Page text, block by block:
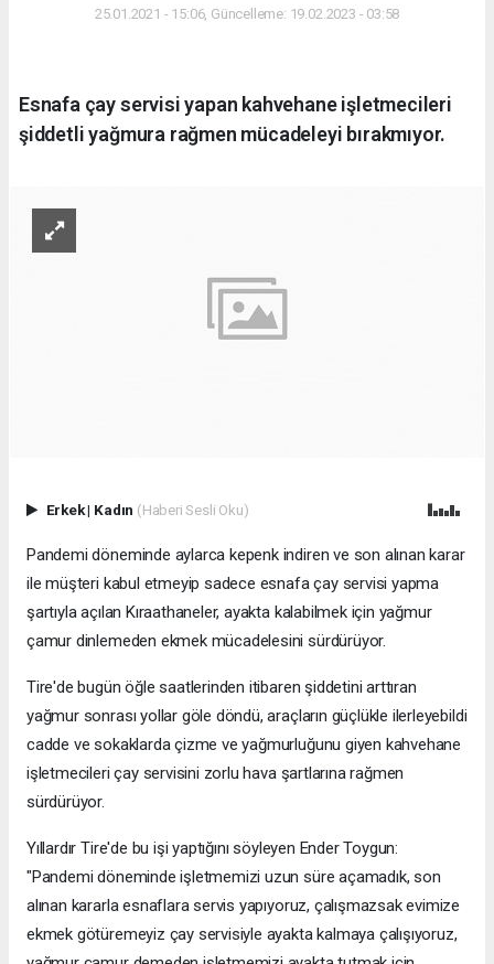
25.01.2021 - 15:06, Güncelleme: 19.02.2023 - 03:58
Esnafa çay servisi yapan kahvehane işletmecileri
şiddetli yağmura rağmen mücadeleyi bırakmıyor.
Erkek| Kadın (Haberi Sesli Oku)
Pandemi döneminde aylarca kepenk indiren ve son alınan karar
ile müşteri kabul etmeyip sadece esnafa çay servisi yapma
şartıyla açılan Kıraathaneler, ayakta kalabilmek için yağmur
çamur dinlemeden ekmek mücadelesini sürdürüyor.
Tire'de bugün öğle saatlerinden itibaren şiddetini arttıran
yağmur sonrası yollar göle döndü, araçların güçlükle ilerleyebildi
cadde ve sokaklarda çizme ve yağmurluğunu giyen kahvehane
işletmecileri çay servisini zorlu hava şartlarına rağmen
sürdürüyor.
Yıllardır Tire'de bu işi yaptığını söyleyen Ender Toygun:
"Pandemi döneminde işletmemizi uzun süre açamadık, son
alınan kararla esnaflara servis yapıyoruz, çalışmazsak evimize
ekmek götüremeyiz çay servisiyle ayakta kalmaya çalışıyoruz,